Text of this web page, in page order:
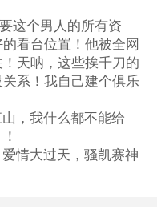
这个男人的所有资
看台位置！他被全网
天呐，这些挨千刀的
系！我自己建个俱乐
，我什么都不能给
情大过天，骚凯赛神